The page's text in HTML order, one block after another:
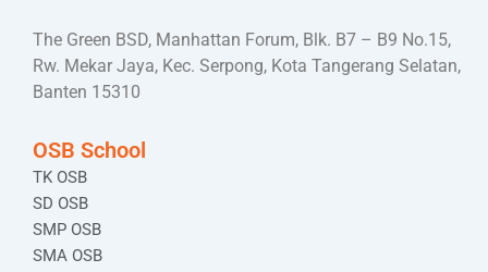
The Green BSD, Manhattan Forum, Blk. B7 – B9 No.15,
Rw. Mekar Jaya, Kec. Serpong, Kota Tangerang Selatan,
Banten 15310
OSB School
TK OSB
SD OSB
SMP OSB
SMA OSB